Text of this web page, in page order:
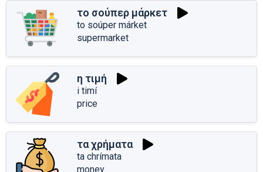
το σούπερ μάρκετ
to soúper márket
supermarket
η τιμή
i timí
price
τα χρήματα
ta chrímata
money